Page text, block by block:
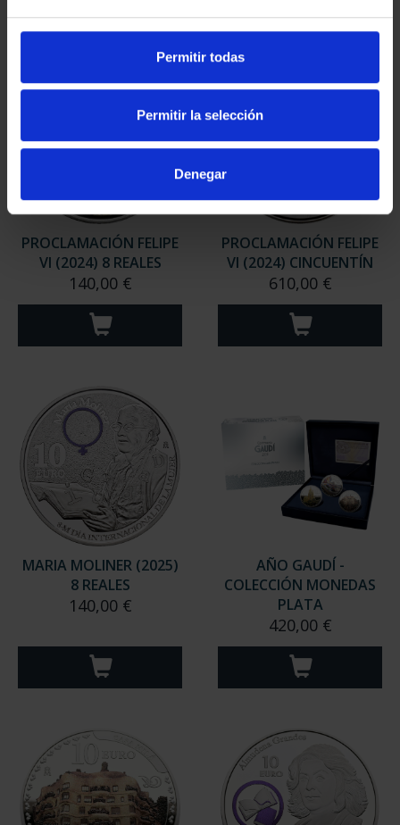
Permitir todas
Permitir la selección
Denegar
PROCLAMACIÓN FELIPE
VI (2024) 8 REALES
140,00 €
PROCLAMACIÓN FELIPE
VI (2024) CINCUENTÍN
610,00 €
MARIA MOLINER (2025)
8 REALES
140,00 €
AÑO GAUDÍ -
COLECCIÓN MONEDAS
PLATA
420,00 €